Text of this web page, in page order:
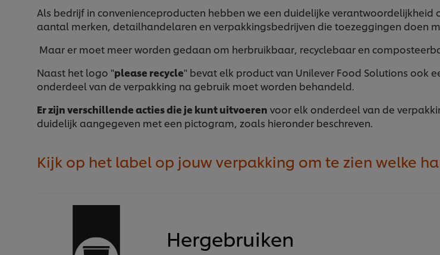
Als bedrijf in convenienceproducten hebben we een duidelijke
aantal merken, detailhandelaren en verpakkingsbedrijven die toezeggingen doen
Maar er moet meer worden gedaan om herbruikbaar, recyclebaar en
Naast het logo "please recycle" bevat elk product van Unilever Food Solutions ook
onderdeel van de verpakking na gebruik moet worden behandeld.
Er zijn verschillende acties die je kunt uitvoeren voor elk onderdeel van de
duidelijk aangegeven met een pictogram, zoals hieronder beschreven.
Kijk op het label op jouw verpakking om te zien welke
Hergebruiken